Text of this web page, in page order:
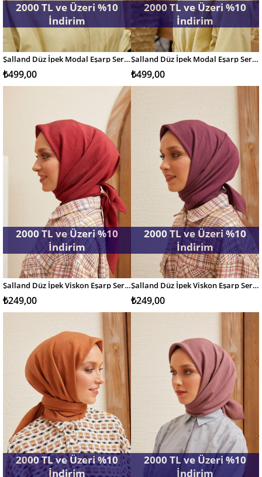
SEPETE EKLE Şalland Düz İpek Modal Eşarp Serisi Koyu Lacivert
2000 TL ve Üzeri %10
İndirim
₺499,00
SEPETE EKLE Şalland Düz İpek Modal Eşarp Serisi Taş Rengi
2000 TL ve Üzeri %10
İndirim
₺499,00
SEPETE EKLE Şalland Düz İpek Viskon Eşarp Serisi Toz Kırmızı
2000 TL ve Üzeri %10
İndirim
₺249,00
SEPETE EKLE Şalland Düz İpek Viskon Eşarp Serisi Lal
2000 TL ve Üzeri %10
İndirim
₺249,00
2000 TL ve Üzeri %10
İndirim
2000 TL ve Üzeri %10
İndirim